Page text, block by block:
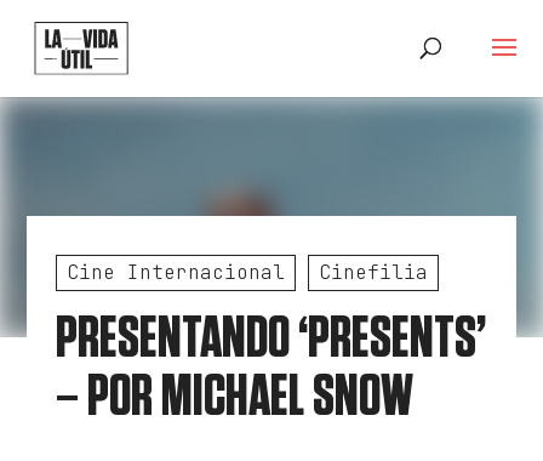
Cine Internacional Cinefilia
PRESENTANDO ‘PRESENTS’
– POR MICHAEL SNOW